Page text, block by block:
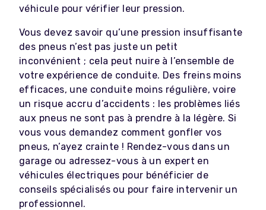
véhicule pour vérifier leur pression.
Vous devez savoir qu’une pression insuffisante
des pneus n’est pas juste un petit
inconvénient ; cela peut nuire à l’ensemble de
votre expérience de conduite. Des freins moins
efficaces, une conduite moins régulière, voire
un risque accru d’accidents : les problèmes liés
aux pneus ne sont pas à prendre à la légère. Si
vous vous demandez comment gonfler vos
pneus, n’ayez crainte ! Rendez-vous dans un
garage ou adressez-vous à un expert en
véhicules électriques pour bénéficier de
conseils spécialisés ou pour faire intervenir un
professionnel.